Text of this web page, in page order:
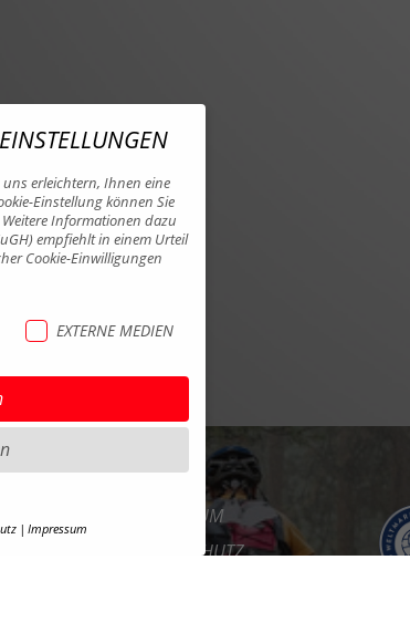
IMPRESSUM
DATENSCHUTZ
uns erleichtern, Ihnen eine
Einstellung können Sie
Informationen dazu
empfiehlt in einem Urteil
Cookie-Einwilligungen
EXTERNE MEDIEN
Impressum